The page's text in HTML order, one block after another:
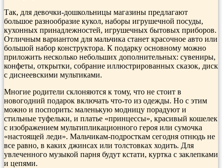
Так, для девочки-дошкольницы магазины предлагают
большое разнообразие кукол, наборы игрушечной посуды,
кухонных принадлежностей, игрушечных бытовых приборов.
Отличным вариантом для мальчика станет красочное авто или
большой набор конструктора. К подарку основному можно
приложить несколько небольших дополнительных: сувениры,
конфеты, открытки, собрание иллюстрированных сказок, диск
с диснеевскими мультиками.
Многие родители склоняются к тому, что не стоит в
новогодний подарок включать что-то из одежды. Но с этим
можно и поспорить: маленькую модницу порадуют и
стильные туфельки, и платье «принцессы», красивый кошелек
с изображением мультипликационного героя или сумочка
«настоящей леди». Мальчикам-подросткам сегодня отнюдь не
все равно, в каких джинсах или толстовках ходить. Для
увлеченного музыкой парня будут кстати, куртка с заклепками
и цепями.